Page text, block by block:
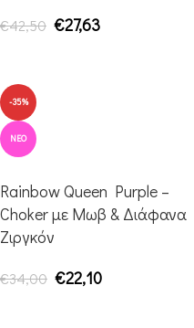
€42,50 €27,63
-35%
ΝΈΟ
Rainbow Queen Purple –
Choker με Μωβ & Διάφανα
Ζιργκόν
€34,00 €22,10